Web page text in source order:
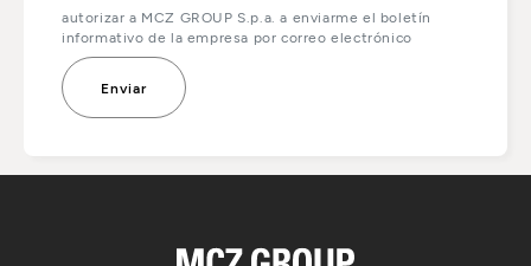
autorizar a MCZ GROUP S.p.a. a enviarme el boletín
informativo de la empresa por correo electrónico